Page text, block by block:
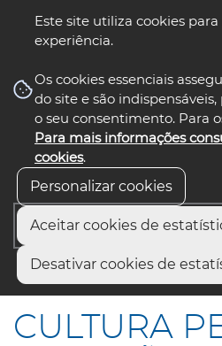
Este site utiliza cookies
experiência.
Os cookies essenciais
do site e são
o seu consentimento. Para
Para mais informações
cookies.
Personalizar cookies
Aceitar cookies de
Desativar cookies de
nos
Início
CULTURA PERTO DE SI EM SÃO
CULTURA